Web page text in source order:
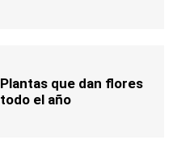
Plantas que dan flores
todo el año